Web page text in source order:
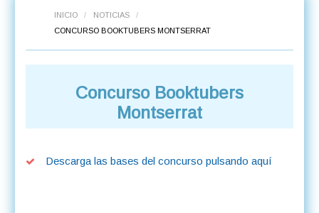
INICIO / NOTICIAS
/
CONCURSO BOOKTUBERS MONTSERRAT
Concurso Booktubers
Montserrat
Descarga las bases del concurso pulsando aquí